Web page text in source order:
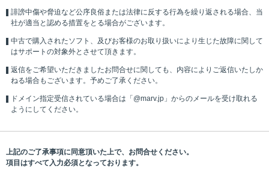
誹謗中傷や脅迫など公序良俗または法律に反する行為を繰り返される場合、当
社が適当と認める措置をとる場合がございます。
中古で購入されたソフト、及びお客様のお取り扱いにより生じた故障に関して
はサポートの対象外とさせて頂きます。
返信をご希望いただきましたお問合せに関しても、内容によりご返信いたしか
ねる場合もございます。予めご了承ください。
ドメイン指定受信されている場合は「@marv.jp」からのメールを受け取れる
ようにしてください。
上記のご了承事項に同意頂いた上で、お問合せください。
項目はすべて入力必須となっております。